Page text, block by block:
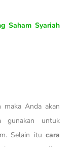
Saham Syariah
maka Anda akan
gunakan untuk
Selain itu cara